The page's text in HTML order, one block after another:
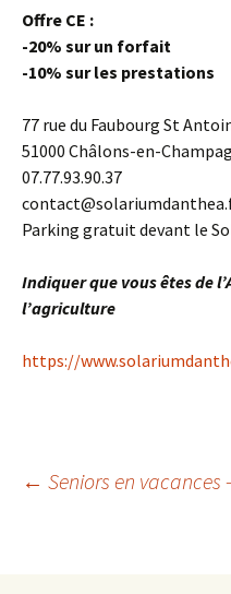
Offre CE :
-20% sur un forfait
-10% sur les prestations
77 rue du Faubourg St
51000 Châlons-en-
07.77.93.90.37
Parking gratuit devant le
Indiquer que vous êtes de
l’agriculture
https://
← Seniors en vacances